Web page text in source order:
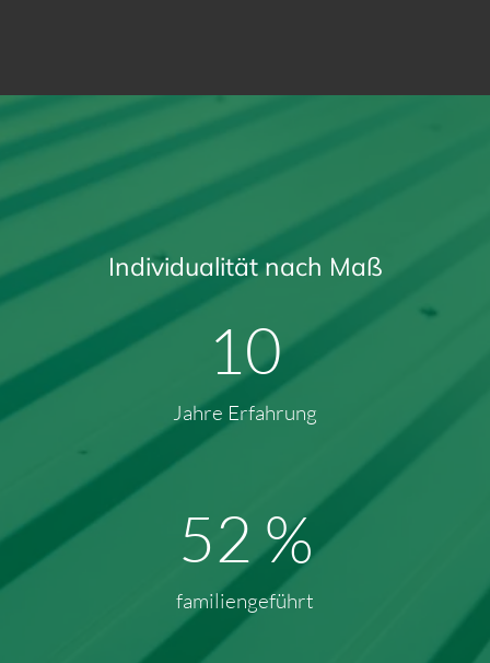
Individualität nach Maß
13
Jahre Erfahrung
68%
familiengeführt